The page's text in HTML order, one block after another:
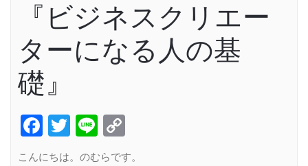
『ビジネスクリエー
ターになる人の基
礎』
Facebook
Twitter
Line
Link
こんにちは。のむらです。